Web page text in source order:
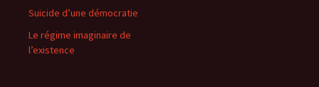
Suicide d’une démocratie
Le régime imaginaire de
l’existence